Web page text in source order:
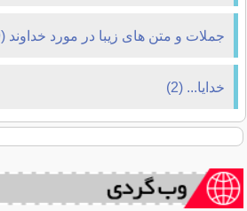
جملات و متن های زیبا در مورد خداوند (9)
خدایا... (2)